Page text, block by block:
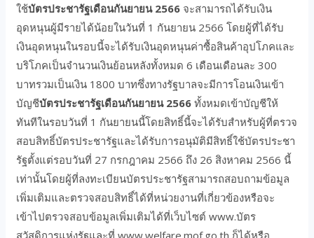
ใช้บัตรประชารัฐเดือนกันยายน 2566 จะสามารถได้รับเงิน
อุดหนุนผู้มีรายได้น้อยในวันที่ 1 กันยายน 2566 โดยผู้ที่ได้รับ
เงินอุดหนุนในรอบนี้จะได้รับเงินอุดหนุนค่าซื้อสินค้าอุปโภคและ
บริโภคเป็นจำนวนเงินย้อนหลังทั้งหมด 6 เดือนเดือนละ 300
บาทรวมเป็นเงิน 1800 บาทซึ่งทางรัฐบาลจะมีการโอนเงินเข้า
บัญชีบัตรประชารัฐเดือนกันยายน 2566 ทั้งหมดเข้าบัญชีให้
ทันทีในรอบวันที่ 1 กันยายนนี้โดยสิทธิ์นี้จะได้รับสำหรับผู้ที่ตรวจ
สอบสิทธิ์บัตรประชารัฐและได้รับการอนุมัติมีสิทธิ์ใช้บัตรประชา
รัฐตั้งแต่รอบวันที่ 27 กรกฎาคม 2566 ถึง 26 สิงหาคม 2566 นี้
เท่านั้นโดยผู้ที่ลงทะเบียนบัตรประชารัฐสามารถสอบถามข้อมูล
เพิ่มเติมและตรวจสอบสิทธิ์ได้ที่หน่วยงานที่เกี่ยวข้องหรือจะ
เข้าไปตรวจสอบข้อมูลเพิ่มเติมได้ที่เว็บไซต์ www.บัตร